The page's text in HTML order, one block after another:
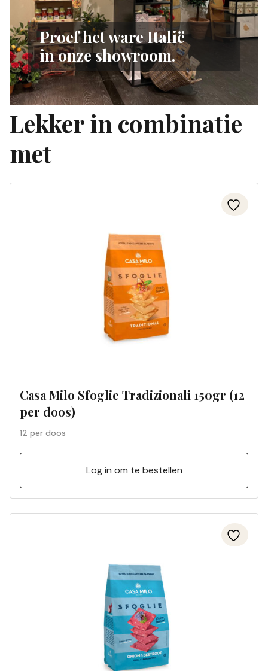
Proef het ware Italië
in onze showroom.
Lekker in combinatie
met
Casa Milo Sfoglie Tradizionali 150gr (12
per doos)
12 per doos
Log in om te bestellen